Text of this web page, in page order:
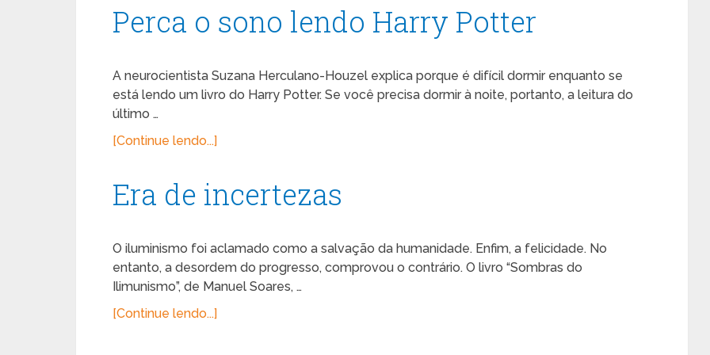
Perca o sono lendo Harry Potter
A neurocientista Suzana Herculano-Houzel explica porque é difícil dormir enquanto se
está lendo um livro do Harry Potter. Se você precisa dormir à noite, portanto, a leitura do
último …
[Continue lendo...]
Era de incertezas
O iluminismo foi aclamado como a salvação da humanidade. Enfim, a felicidade. No
entanto, a desordem do progresso, comprovou o contrário. O livro “Sombras do
Ilimunismo”, de Manuel Soares, …
[Continue lendo...]